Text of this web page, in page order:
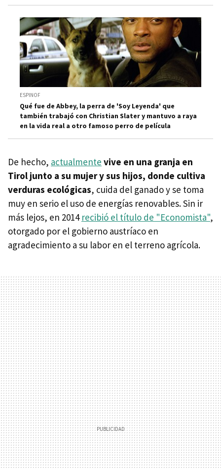
ESPINOF
Qué fue de Abbey, la perra de 'Soy Leyenda' que
también trabajó con Christian Slater y mantuvo a raya
en la vida real a otro famoso perro de película
De hecho, actualmente vive en una granja en
Tirol junto a su mujer y sus hijos, donde cultiva
verduras ecológicas, cuida del ganado y se toma
muy en serio el uso de energías renovables. Sin ir
más lejos, en 2014 recibió el título de "Economista",
otorgado por el gobierno austríaco en
agradecimiento a su labor en el terreno agrícola.